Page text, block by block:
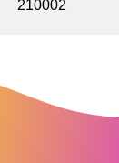
210002